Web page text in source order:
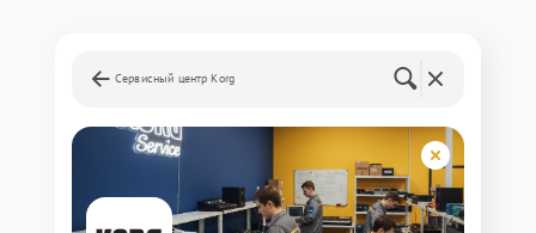
Сервисный центр Korg